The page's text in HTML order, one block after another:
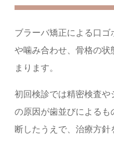
ブラーバ矯正による口
や噛み合わせ、骨格の
まります。
初回検診では精密検査
の原因が歯並びによる
断したうえで、治療方針